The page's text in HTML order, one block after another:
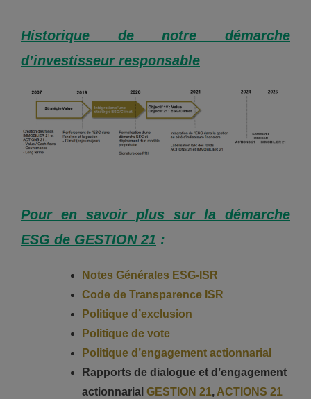
Historique de notre démarche
d’investisseur responsable
Pour en savoir plus sur la démarche
ESG de GESTION 21 :
Notes Générales ESG-ISR
Code de Transparence ISR
Politique d’exclusion
Politique de vote
Politique d’engagement actionnarial
Rapports de dialogue et d’engagement
actionnarial GESTION 21, ACTIONS 21